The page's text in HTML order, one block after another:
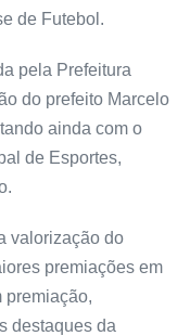
de Futebol.
pela Prefeitura
do prefeito Marcelo
ainda com o
de Esportes,
valorização do
premiações em
premiação,
destaques da